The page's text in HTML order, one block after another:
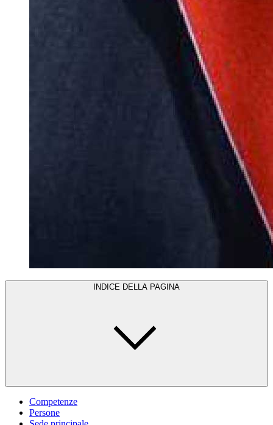
INDICE DELLA PAGINA
Competenze
Persone